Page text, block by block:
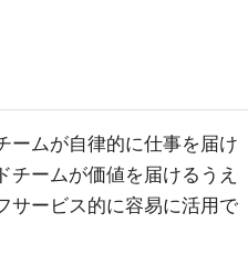
ームが自律的に仕事を届け
チームが価値を届けるうえ
サービス的に容易に活用で